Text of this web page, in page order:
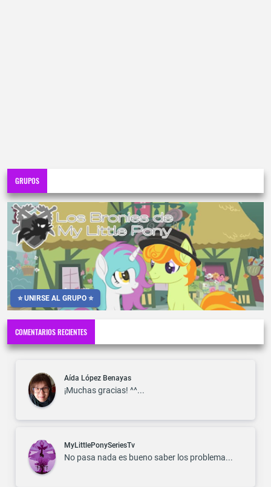
GRUPOS
⭐ UNIRSE AL GRUPO ⭐
COMENTARIOS RECIENTES
Aída López Benayas
¡Muchas gracias! ^^...
MyLittlePonySeriesTv
No pasa nada es bueno saber los problema...